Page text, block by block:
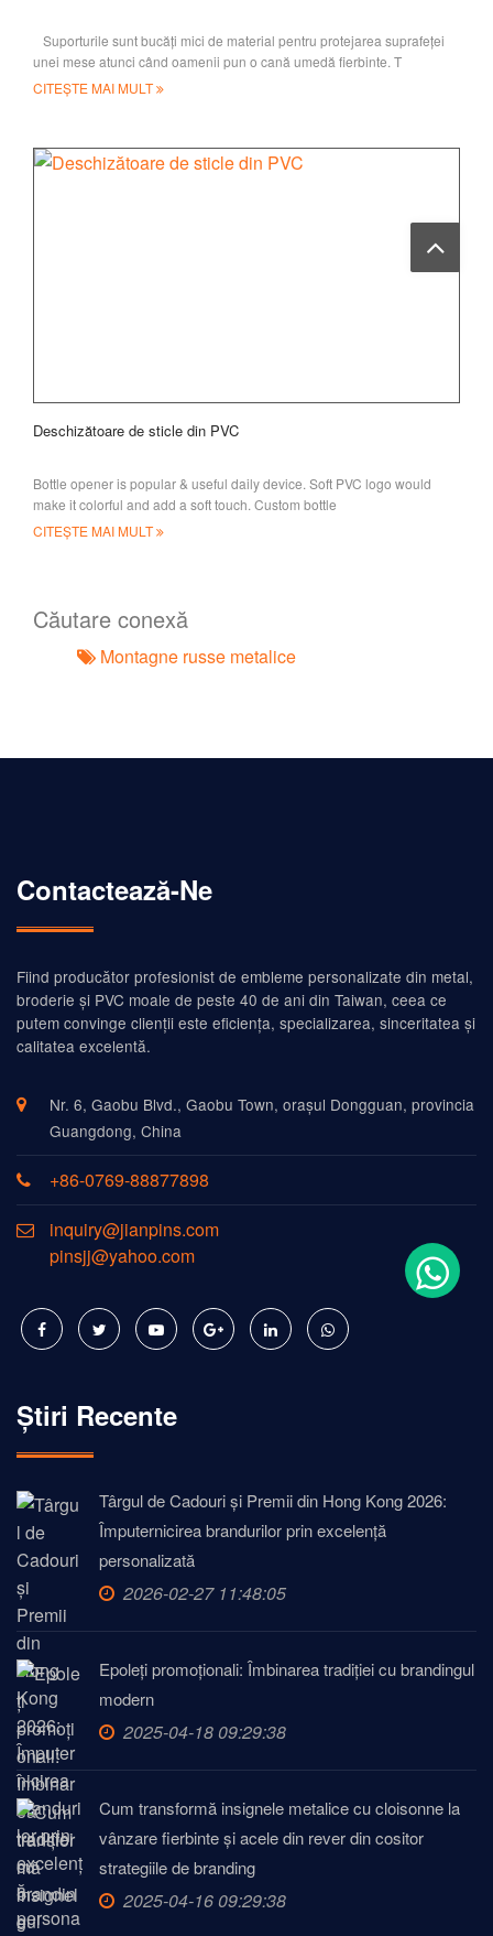
Suporturile sunt bucăți mici de material pentru protejarea suprafeței
unei mese atunci când oamenii pun o cană umedă fierbinte. T
CITEȘTE MAI MULT
Deschizătoare de sticle din PVC
Bottle opener is popular & useful daily device. Soft PVC logo would
make it colorful and add a soft touch. Custom bottle
CITEȘTE MAI MULT
Căutare conexă
Montagne russe metalice
Contactează-Ne
Fiind producător profesionist de embleme personalizate din metal,
broderie și PVC moale de peste 40 de ani din Taiwan, ceea ce
putem convinge clienții este eficiența, specializarea, sinceritatea și
calitatea excelentă.
Nr. 6, Gaobu Blvd., Gaobu Town, orașul Dongguan, provincia
Guangdong, China
+86-0769-88877898
inquiry@jianpins.com
pinsjj@yahoo.com
Știri Recente
Târgul de Cadouri și Premii din Hong Kong 2026:
Împuternicirea brandurilor prin excelență
personalizată
2026-02-27 11:48:05
Epoleți promoționali: Îmbinarea tradiției cu brandingul
modern
2025-04-18 09:29:38
Cum transformă insignele metalice cu cloisonne la
vânzare fierbinte și acele din rever din cositor
strategiile de branding
2025-04-16 09:29:38